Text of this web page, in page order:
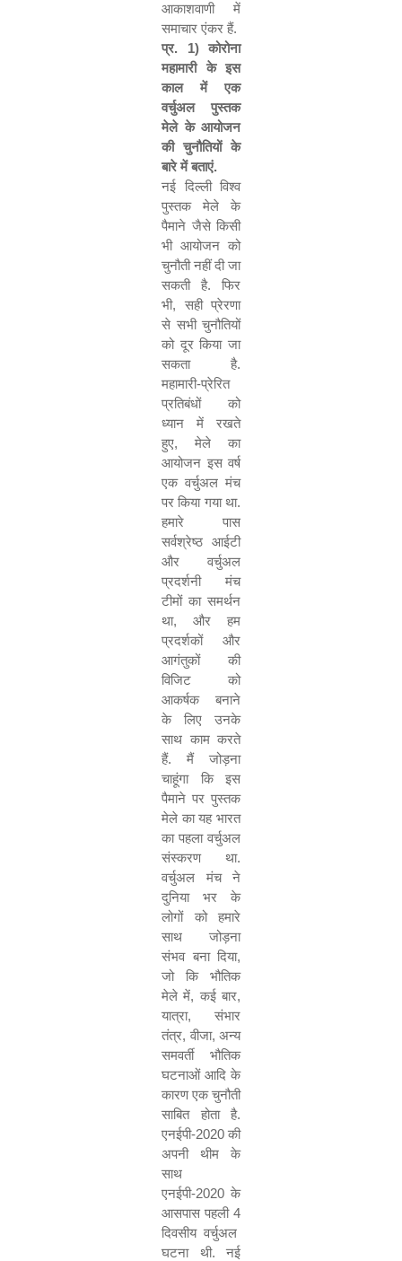
आकाशवाणी में
समाचार एंकर हैं.
प्र. 1) कोरोना
महामारी के इस
काल में एक
वर्चुअल पुस्तक
मेले के आयोजन
की चुनौतियों के
बारे में बताएं.
नई दिल्ली विश्व
पुस्तक मेले के
पैमाने जैसे किसी
भी आयोजन को
चुनौती नहीं दी जा
सकती है. फिर
भी, सही प्रेरणा
से सभी चुनौतियों
को दूर किया जा
सकता है.
महामारी-प्रेरित
प्रतिबंधों को
ध्यान में रखते
हुए, मेले का
आयोजन इस वर्ष
एक वर्चुअल मंच
पर किया गया था.
हमारे पास
सर्वश्रेष्ठ आईटी
और वर्चुअल
प्रदर्शनी मंच
टीमों का समर्थन
था, और हम
प्रदर्शकों और
आगंतुकों की
विजिट को
आकर्षक बनाने
के लिए उनके
साथ काम करते
हैं. मैं जोड़ना
चाहूंगा कि इस
पैमाने पर पुस्तक
मेले का यह भारत
का पहला वर्चुअल
संस्करण था.
वर्चुअल मंच ने
दुनिया भर के
लोगों को हमारे
साथ जोड़ना
संभव बना दिया,
जो कि भौतिक
मेले में, कई बार,
यात्रा, संभार
तंत्र, वीजा, अन्य
समवर्ती भौतिक
घटनाओं आदि के
कारण एक चुनौती
साबित होता है.
एनईपी-2020 की
अपनी थीम के
साथ
एनईपी-2020 के
आसपास पहली 4
दिवसीय वर्चुअल
घटना थी. नई